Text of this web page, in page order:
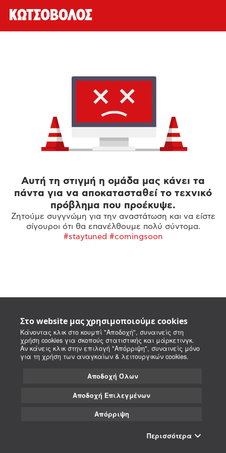
Στο website μας χρησιμοποιούμε cookies
Κάνοντας κλικ στο κουμπί "Αποδοχή", συναινείς στη
χρήση cookies για σκοπούς στατιστικής και μάρκετινγκ.
Αν κάνεις κλικ στην επιλογή "Απόρριψη", συναινείς μόνο
για τη χρήση των αναγκαίων & λειτουργικών cookies.
Αποδοχή Όλων
Αποδοχή Επιλεγμένων
Απόρριψη
Περισσότερα
Αυτή τη στιγμή η ομάδα μας κάνει τα
πάντα για να αποκατασταθεί το τεχνικό
πρόβλημα που προέκυψε.
Ζητούμε συγγνώμη για την αναστάτωση και να είστε
σίγουροι ότι θα επανέλθουμε πολύ σύντομα.
#staytuned #comingsoon